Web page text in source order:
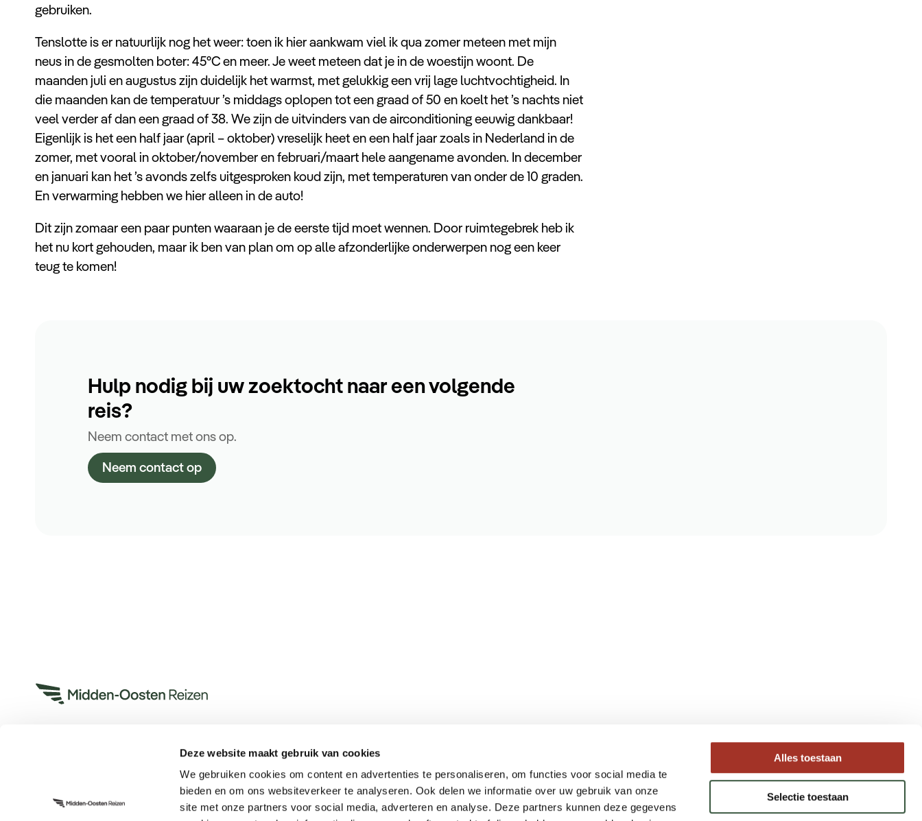
Deze website maakt gebruik van cookies
We gebruiken cookies om content en advertenties te personaliseren, om functies voor social media te
bieden en om ons websiteverkeer te analyseren. Ook delen we informatie over uw gebruik van onze
site met onze partners voor social media, adverteren en analyse. Deze partners kunnen deze gegevens
Alles toestaan
Selectie toestaan
gebruiken.
Tenslotte is er natuurlijk nog het weer: toen ik hier aankwam viel ik qua zomer meteen met mijn
neus in de gesmolten boter: 45°C en meer. Je weet meteen dat je in de woestijn woont. De
maanden juli en augustus zijn duidelijk het warmst, met gelukkig een vrij lage luchtvochtigheid. In
die maanden kan de temperatuur ’s middags oplopen tot een graad of 50 en koelt het ’s nachts niet
veel verder af dan een graad of 38. We zijn de uitvinders van de airconditioning eeuwig dankbaar!
Eigenlijk is het een half jaar (april – oktober) vreselijk heet en een half jaar zoals in Nederland in de
zomer, met vooral in oktober/november en februari/maart hele aangename avonden. In december
en januari kan het ’s avonds zelfs uitgesproken koud zijn, met temperaturen van onder de 10 graden.
En verwarming hebben we hier alleen in de auto!
Dit zijn zomaar een paar punten waaraan je de eerste tijd moet wennen. Door ruimtegebrek heb ik
het nu kort gehouden, maar ik ben van plan om op alle afzonderlijke onderwerpen nog een keer
teug te komen!
Hulp nodig bij uw zoektocht naar een volgende
reis?
Neem contact met ons op.
Neem contact op
Bel ons op +31 (0)73 22 00 553
Meer informatie
Actueel
Keurmerken
Maatwerk Rondreizen